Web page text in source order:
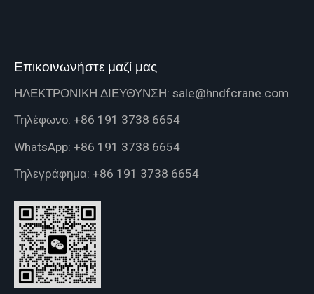
Επικοινωνήστε μαζί μας
ΗΛΕΚΤΡΟΝΙΚΗ ΔΙΕΥΘΥΝΣΗ: sale@hndfcrane.com
Τηλέφωνο: +86 191 3738 6654
WhatsApp: +86 191 3738 6654
Τηλεγράφημα: +86 191 3738 6654